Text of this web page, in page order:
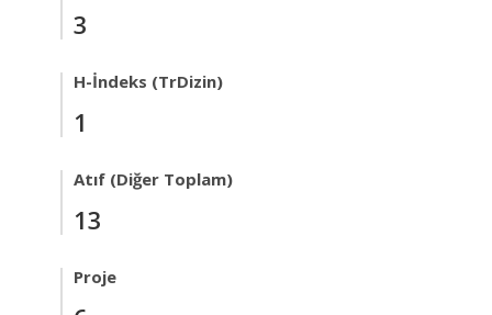
3
H-İndeks (TrDizin)
1
Atıf (Diğer Toplam)
13
Proje